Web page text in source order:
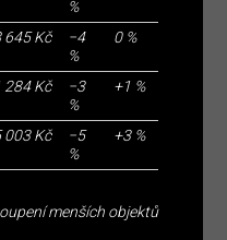
%
645 Kč
−4
%
0 %
284 Kč
−3
%
+1 %
003 Kč
−5
%
+3 %
menších objektů